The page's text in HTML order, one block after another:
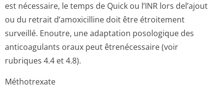
est nécessaire, le temps de Quick ou l’INR lors del’ajout
ou du retrait d’amoxicilline doit être étroitement
surveillé. Enoutre, une adaptation posologique des
anticoagulants oraux peut êtrenécessaire (voir
rubriques 4.4 et 4.8).
Méthotrexate